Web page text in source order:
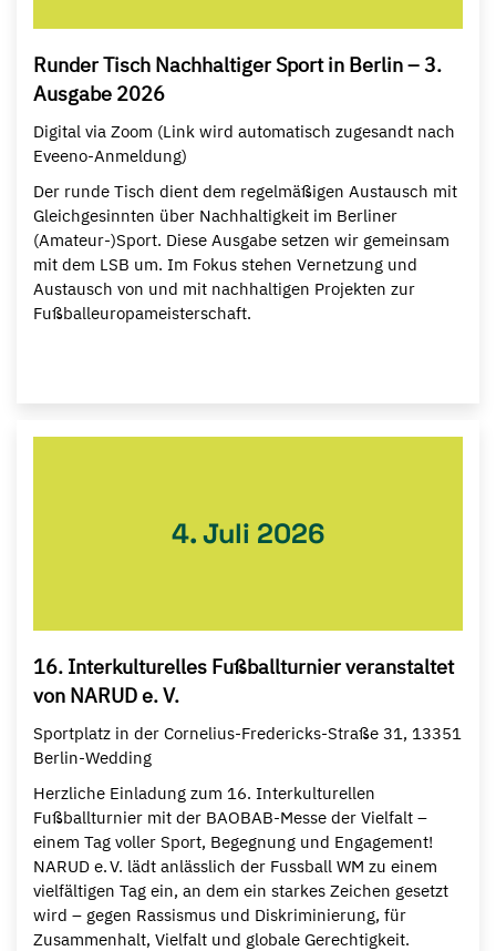
Runder Tisch Nachhaltiger Sport in Berlin – 3.
Ausgabe 2026
Digital via Zoom (Link wird automatisch zugesandt nach
Eveeno-Anmeldung)
Der runde Tisch dient dem regelmäßigen Austausch mit
Gleichgesinnten über Nachhaltigkeit im Berliner
(Amateur-)Sport. Diese Ausgabe setzen wir gemeinsam
mit dem LSB um. Im Fokus stehen Vernetzung und
Austausch von und mit nachhaltigen Projekten zur
Fußballeuropameisterschaft.
4. Juli 2026
16. Interkulturelles Fußballturnier veranstaltet
von NARUD e. V.
Sportplatz in der Cornelius-Fredericks-Straße 31, 13351
Berlin-Wedding
Herzliche Einladung zum 16. Interkulturellen
Fußballturnier mit der BAOBAB-Messe der Vielfalt –
einem Tag voller Sport, Begegnung und Engagement!
NARUD e. V. lädt anlässlich der Fussball WM zu einem
vielfältigen Tag ein, an dem ein starkes Zeichen gesetzt
wird – gegen Rassismus und Diskriminierung, für
Zusammenhalt, Vielfalt und globale Gerechtigkeit.